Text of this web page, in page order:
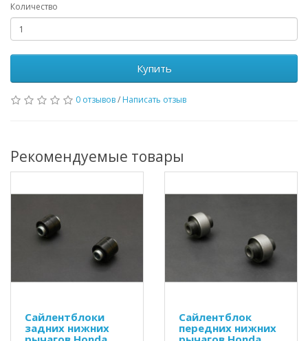
Количество
Купить
0 отзывов/ Написать отзыв
Рекомендуемые товары
Сайлентблоки
задних нижних
Сайлентблок
передних нижних